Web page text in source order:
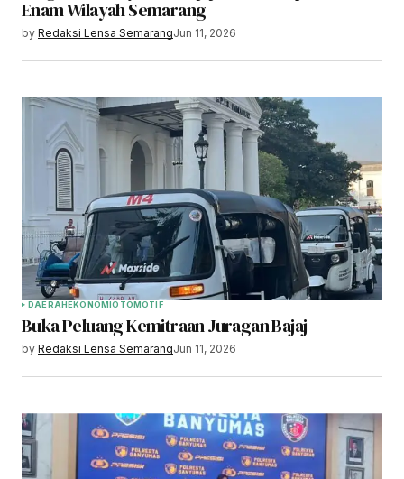
Enam Wilayah Semarang
by Redaksi Lensa SemarangJun 11, 2026
DAERAHEKONOMIOTOMOTIF
Buka Peluang Kemitraan Juragan Bajaj
by Redaksi Lensa SemarangJun 11, 2026